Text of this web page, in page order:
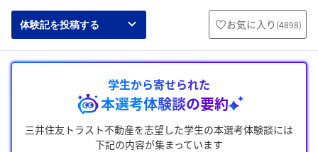
体験記を投稿する お気に入り (4898)
学生から寄せられた
本選考体験談の要約
三井住友トラスト不動産を志望した学生の本選考体験談には
下記の内容が集まっています